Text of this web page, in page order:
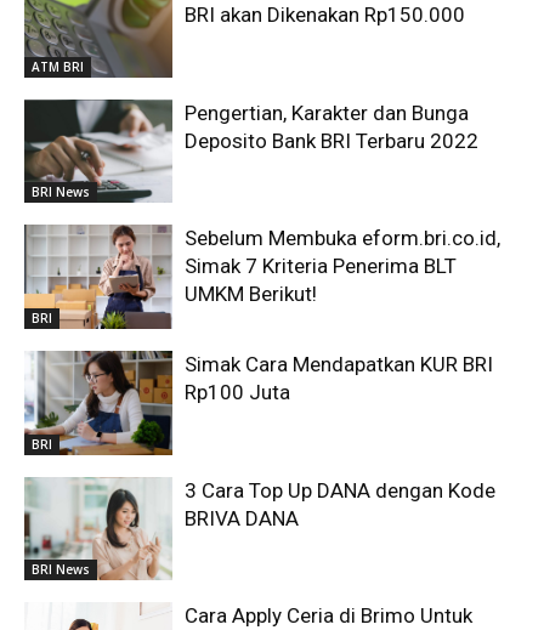
ATM BRI
BRI akan Dikenakan Rp150.000
BRI News
Pengertian, Karakter dan Bunga
Deposito Bank BRI Terbaru 2022
BRI
Sebelum Membuka eform.bri.co.id,
Simak 7 Kriteria Penerima BLT
UMKM Berikut!
BRI
Simak Cara Mendapatkan KUR BRI
Rp100 Juta
BRI News
3 Cara Top Up DANA dengan Kode
BRIVA DANA
Cara Apply Ceria di Brimo Untuk